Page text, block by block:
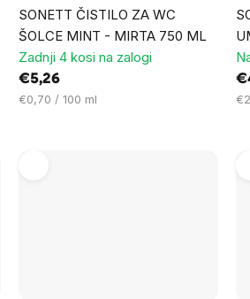
SONETT ČISTILO ZA WC
ŠOLCE MINT - MIRTA 750 ML
Zadnji 4 kosi na zalogi
€5,26
Cena
€0,70 / 100 ml